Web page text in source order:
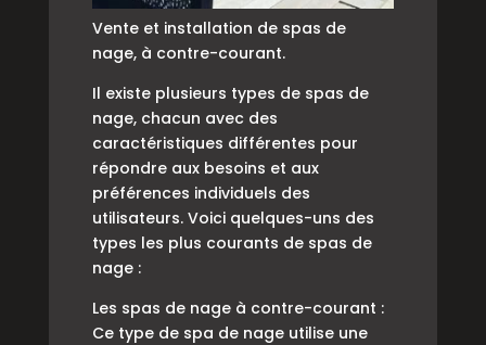
Vente et installation de spas de
nage, à contre-courant.
Il existe plusieurs types de spas de
nage, chacun avec des
caractéristiques différentes pour
répondre aux besoins et aux
préférences individuels des
utilisateurs. Voici quelques-uns des
types les plus courants de spas de
nage :
Les spas de nage à contre-courant :
Ce type de spa de nage utilise une